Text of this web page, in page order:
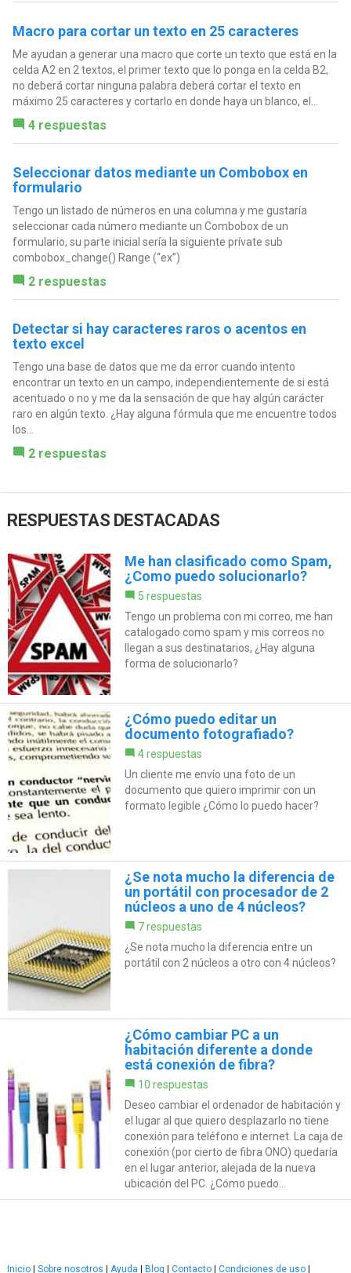
Macro para cortar un texto en 25 caracteres
Me ayudan a generar una macro que corte un texto que está en la
celda A2 en 2 textos, el primer texto que lo ponga en la celda B2,
no deberá cortar ninguna palabra deberá cortar el texto en
máximo 25 caracteres y cortarlo en donde haya un blanco, el...
4 respuestas
Seleccionar datos mediante un Combobox en
formulario
Tengo un listado de números en una columna y me gustaría
seleccionar cada número mediante un Combobox de un
formulario, su parte inicial sería la siguiente prívate sub
combobox_change() Range (“ex”)
2 respuestas
Detectar si hay caracteres raros o acentos en
texto excel
Tengo una base de datos que me da error cuando intento
encontrar un texto en un campo, independientemente de si está
acentuado o no y me da la sensación de que hay algún carácter
raro en algún texto. ¿Hay alguna fórmula que me encuentre todos
los...
2 respuestas
RESPUESTAS DESTACADAS
Me han clasificado como Spam,
¿Como puedo solucionarlo?
5 respuestas
Tengo un problema con mi correo, me han
catalogado como spam y mis correos no
llegan a sus destinatarios, ¿Hay alguna
forma de solucionarlo?
¿Cómo puedo editar un
documento fotografiado?
4 respuestas
Un cliente me envío una foto de un
documento que quiero imprimir con un
formato legible ¿Cómo lo puedo hacer?
¿Se nota mucho la diferencia de
un portátil con procesador de 2
núcleos a uno de 4 núcleos?
7 respuestas
¿Se nota mucho la diferencia entre un
portátil con 2 núcleos a otro con 4 núcleos?
¿Cómo cambiar PC a un
habitación diferente a donde
está conexión de fibra?
10 respuestas
Deseo cambiar el ordenador de habitación y
el lugar al que quiero desplazarlo no tiene
conexión para teléfono e internet. La caja de
conexión (por cierto de fibra ONO) quedaría
en el lugar anterior, alejada de la nueva
ubicación del PC. ¿Cómo puedo...
Inicio Sobre nosotros Ayuda Blog Contacto Condiciones de uso